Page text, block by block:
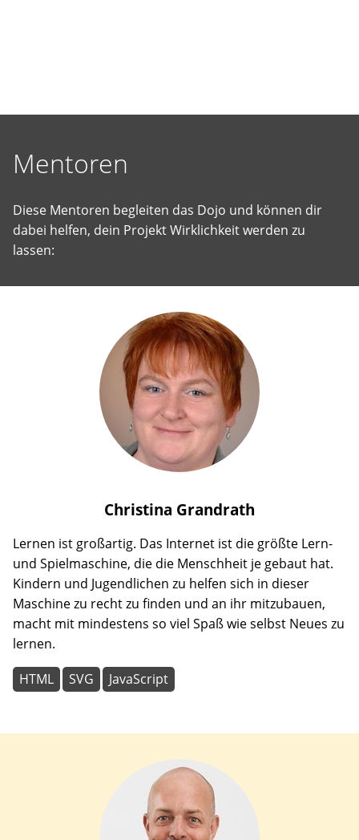
zu
Mentoren
Diese Mentoren begleiten das Dojo und können dir
dabei helfen, dein Projekt Wirklichkeit werden zu
lassen:
Christina Grandrath
Lernen ist großartig. Das Internet ist die größte Lern-
und Spielmaschine, die die Menschheit je gebaut hat.
Kindern und Jugendlichen zu helfen sich in dieser
Maschine zu recht zu finden und an ihr mitzubauen,
macht mit mindestens so viel Spaß wie selbst Neues zu
lernen.
HTML SVG JavaScript